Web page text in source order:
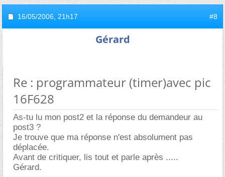
16/05/2006, 21h17 #8
Gérard
Re : programmateur (timer)avec pic
16F628
As-tu lu mon post2 et la réponse du demandeur au
post3 ?
Je trouve que ma réponse n'est absolument pas
déplacée.
Avant de critiquer, lis tout et parle après .....
Gérard.